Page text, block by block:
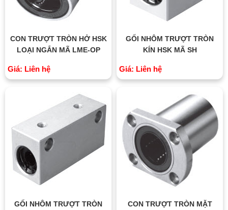
CON TRƯỢT TRÒN HỞ HSK
LOẠI NGẮN MÃ LME-OP
Giá: Liên hệ
GỐI NHÔM TRƯỢT TRÒN
KÍN HSK MÃ SH
Giá: Liên hệ
GỐI NHÔM TRƯỢT TRÒN
CON TRƯỢT TRÒN MẶT